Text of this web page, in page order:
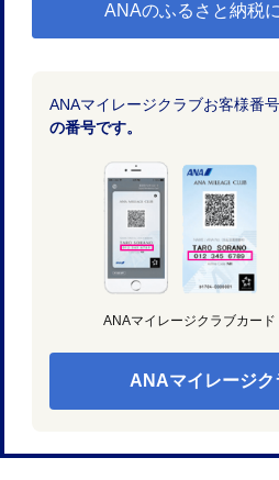
ANAのふるさと納税
ANAマイレージクラブお客様番
の番号です。
ANAマイレージクラブカード
ANAマイレージク